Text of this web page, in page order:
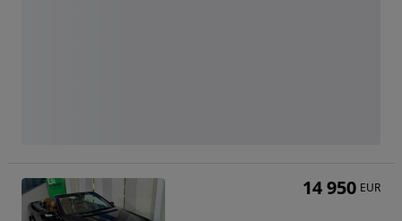
14 950 EUR